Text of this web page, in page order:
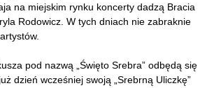
na miejskim rynku koncerty dadzą Bracia
Rodowicz. W tych dniach nie zabraknie
pod nazwą „Święto Srebra” odbędą się
dzień wcześniej swoją „Srebrną Uliczkę”